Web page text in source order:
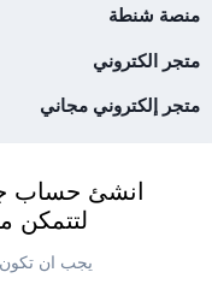
منصة شنطة
متجر الكتروني
متجر إلكتروني مجاني
انشئ حساب
لتتمكن
يجب ان تكون